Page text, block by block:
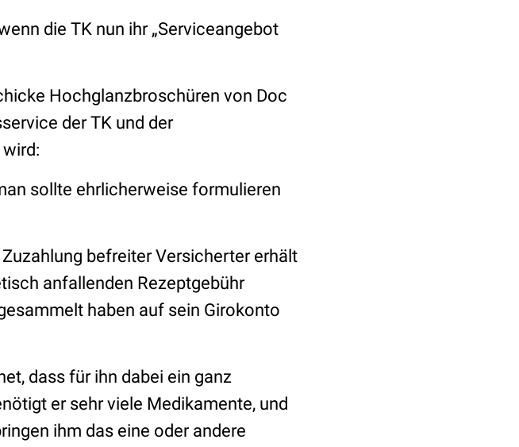
die TK nun ihr „Serviceangebot
Hochglanzbroschüren von Doc
der TK und der
sollte ehrlicherweise formulieren
befreiter Versicherter erhält
anfallenden Rezeptgebühr
haben auf sein Girokonto
dass für ihn dabei ein ganz
er sehr viele Medikamente, und
ihm das eine oder andere